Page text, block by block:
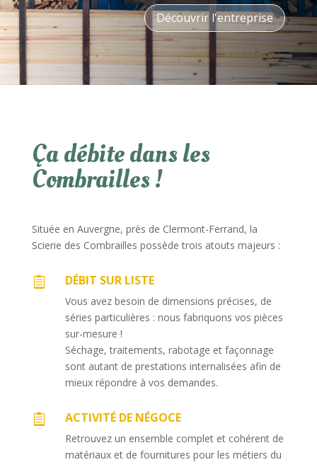
Découvrir l'entreprise
Ça débite dans les
Combrailles !
Située en Auvergne, près de Clermont-Ferrand, la
Scierie des Combrailles possède trois atouts majeurs :
 DÉBIT SUR LISTE
Vous avez besoin de dimensions précises, de
séries particulières : nous fabriquons vos pièces
sur-mesure !
Séchage, traitements, rabotage et façonnage
sont autant de prestations internalisées afin de
mieux répondre à vos demandes.
 ACTIVITÉ DE NÉGOCE
Retrouvez un ensemble complet et cohérent de
matériaux et de fournitures pour les métiers du